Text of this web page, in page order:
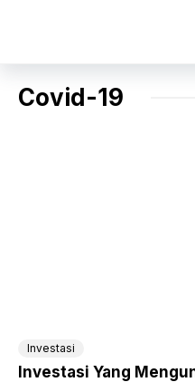
Covid-19
Investasi
Investasi Yang